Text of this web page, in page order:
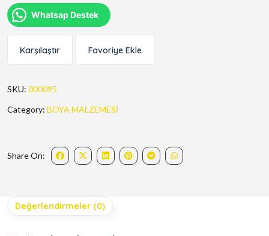
Whatsap Destek
Karşılaştır Favoriye Ekle
SKU: 000095
Category: BOYA MALZEMESİ
Share On:
Değerlendirmeler (0)